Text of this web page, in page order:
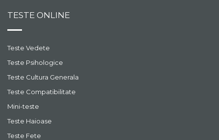
TESTE ONLINE
Teste Vedete
Teste Psihologice
Teste Cultura Generala
Teste Compatibilitate
Mini-teste
Teste Haioase
Teste Fete